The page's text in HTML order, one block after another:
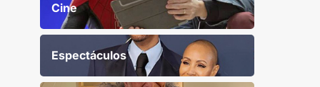
Cine
Espectáculos